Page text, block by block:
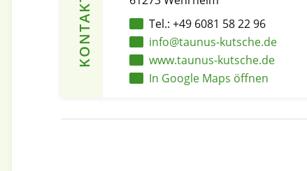
KONTAKT
Tel.: +49 6081 58 22 96
info@taunus-kutsche.de
www.taunus-kutsche.de
In Google Maps öffnen